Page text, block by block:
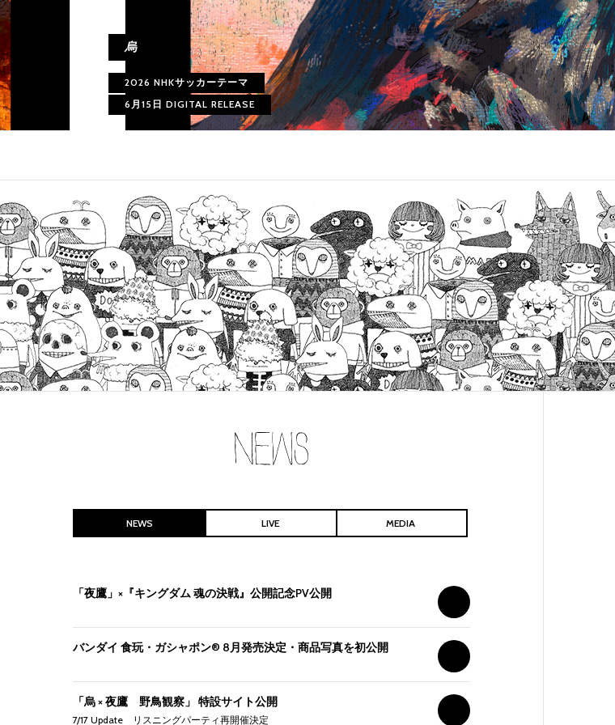
烏
2026 NHKサッカーテーマ
6月15日 DIGITAL RELEASE
NEWS LIVE MEDIA
「夜鷹」×『キングダム 魂の決戦』公開記念PV公開
バンダイ 食玩・ガシャポン® 8月発売決定・商品写真を初公開
「烏 × 夜鷹 野鳥観察」 特設サイト公開
7/17 Update リスニングパーティ再開催決定